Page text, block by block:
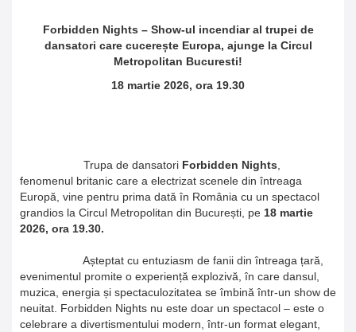
Forbidden Nights – Show-ul incendiar al trupei de
dansatori care cucerește Europa, ajunge la Circul
Metropolitan Bucuresti!
18 martie 2026, ora 19.30
Trupa de dansatori Forbidden Nights
fenomenul britanic care a electrizat scenele din întreaga
Europă, vine pentru prima dată în România cu un spectacol
grandios la Circul Metropolitan din București, pe 18 martie
2026, ora 19.30.
Așteptat cu entuziasm de fanii din întreaga țară,
evenimentul promite o experiență explozivă, în care dansul,
muzica, energia și spectaculozitatea se îmbină într-un show de
neuitat. Forbidden Nights nu este doar un spectacol – este o
celebrare a divertismentului modern, într-un format elegant,